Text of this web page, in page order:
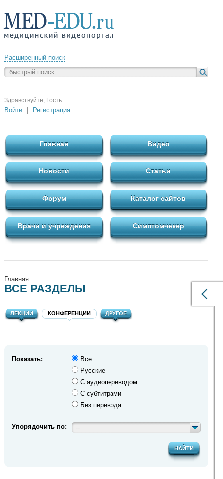
Расширенный поиск
Здравствуйте, Гость
Войти Регистрация
Главная Видео
Новости Статьи
Форум Каталог сайтов
Врачи и учреждения Симптомчекер
Главная
ВСЕ РАЗДЕЛЫ
ЛЕКЦИИ КОНФЕРЕНЦИИ ДРУГОЕ
Показать:
Все
Русские
С аудиопереводом
С субтитрами
Без перевода
Упорядочить по: --
НАЙТИ